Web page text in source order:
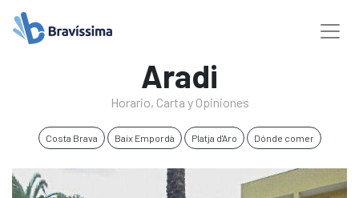
Aradi
Horario, Carta y Opiniones
Costa Brava Baix Empordà Platja d'Aro Dónde comer